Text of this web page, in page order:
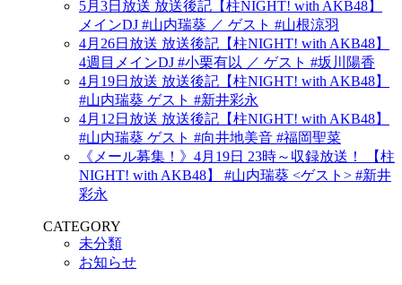
5月3日放送 放送後記【柱NIGHT! with AKB48】
メインDJ #山内瑞葵 ／ ゲスト #山根涼羽
4月26日放送 放送後記【柱NIGHT! with AKB48】
4週目メインDJ #小栗有以 ／ ゲスト #坂川陽香
4月19日放送 放送後記【柱NIGHT! with AKB48】
#山内瑞葵 ゲスト #新井彩永
4月12日放送 放送後記【柱NIGHT! with AKB48】
#山内瑞葵 ゲスト #向井地美音 #福岡聖菜
《メール募集！》4月19日 23時～収録放送！ 【柱
NIGHT! with AKB48】 #山内瑞葵 <ゲスト> #新井
彩永
CATEGORY
未分類
お知らせ